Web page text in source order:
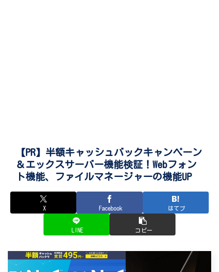
【PR】半額キャッシュバックキャンペーン
＆エックスサーバー機能検証！Webフォン
ト機能、ファイルマネージャーの機能UP
X Facebook はてブ
LINE コピー